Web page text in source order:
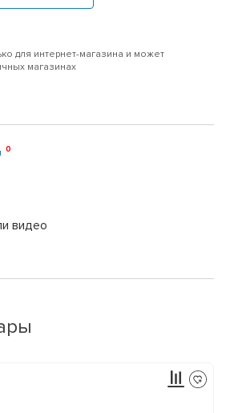
для интернет-магазина и может
магазинах
видео